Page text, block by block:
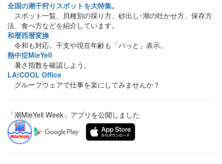
全国の潮干狩りスポットを大特集。
スポット一覧、貝種別の採り方、砂出し･潮の吐かせ方、保存方
法、食べ方などを紹介しています。
和暦西暦変換
令和も対応。干支や現在年齢も「パっと」表示。
熱中症MieYell
暑さ指数を確認しよう。
LA!COOL Office
グループウェアで仕事を楽にしてみませんか？
「潮MieYell Week」アプリを公開しました